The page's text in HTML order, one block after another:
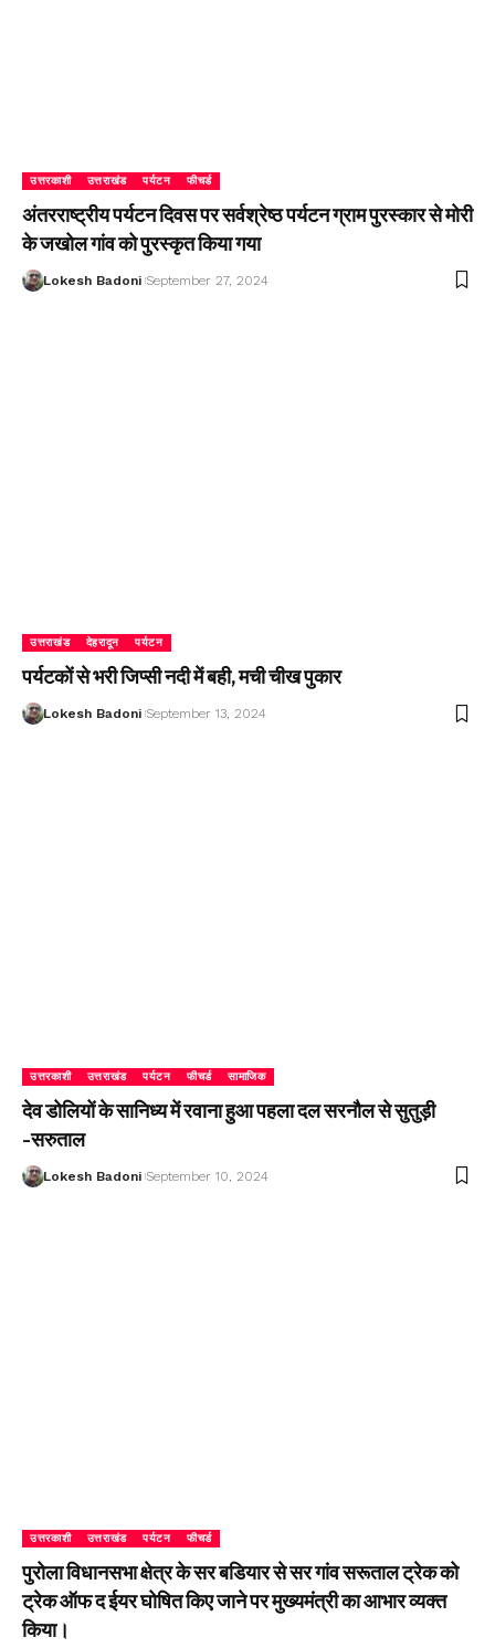
उत्तरकाशी उत्तराखंड पर्यटन फीचर्ड
अंतरराष्ट्रीय पर्यटन दिवस पर सर्वश्रेष्ठ पर्यटन ग्राम पुरस्कार से मोरी
के जखोल गांव को पुरस्कृत किया गया
Lokesh Badoni September 27, 2024
उत्तराखंड देहरादून पर्यटन
पर्यटकों से भरी जिप्सी नदी में बही, मची चीख पुकार
Lokesh Badoni September 13, 2024
उत्तरकाशी उत्तराखंड पर्यटन फीचर्ड सामाजिक
देव डोलियों के सानिध्य में रवाना हुआ पहला दल सरनौल से सुतुड़ी
-सरुताल
Lokesh Badoni September 10, 2024
उत्तरकाशी उत्तराखंड पर्यटन फीचर्ड
पुरोला विधानसभा क्षेत्र के सर बडियार से सर गांव सरूताल ट्रेक को
ट्रेक ऑफ द ईयर घोषित किए जाने पर मुख्यमंत्री का आभार व्यक्त
किया।